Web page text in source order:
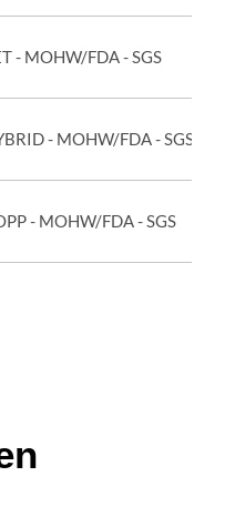
- MOHW/FDA - SGS
- MOHW/FDA - SGS
- MOHW/FDA - SGS